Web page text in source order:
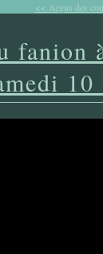
<< Argus des
10